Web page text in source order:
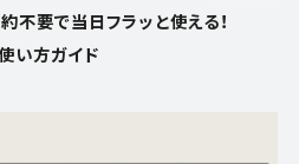
不要で当日フラッと使える！
い方ガイド